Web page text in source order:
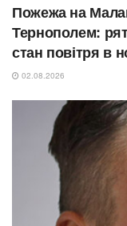
Пожежа на
Тернополем:
стан повітря в
02.08.2026